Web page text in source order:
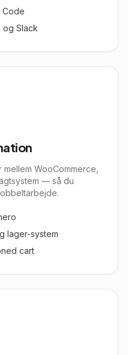
Code
og Slack
WooCommerce,
— så du
lager-system
cart